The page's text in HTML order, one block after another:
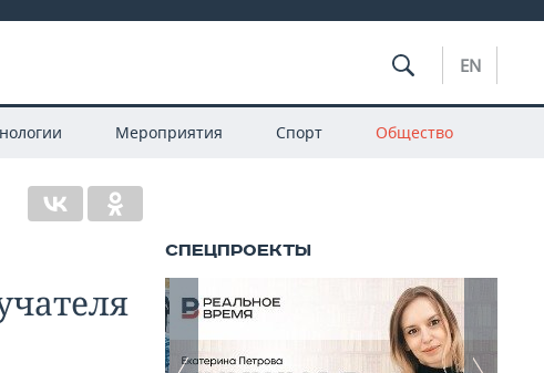
EN
Мероприятия Спорт Общество